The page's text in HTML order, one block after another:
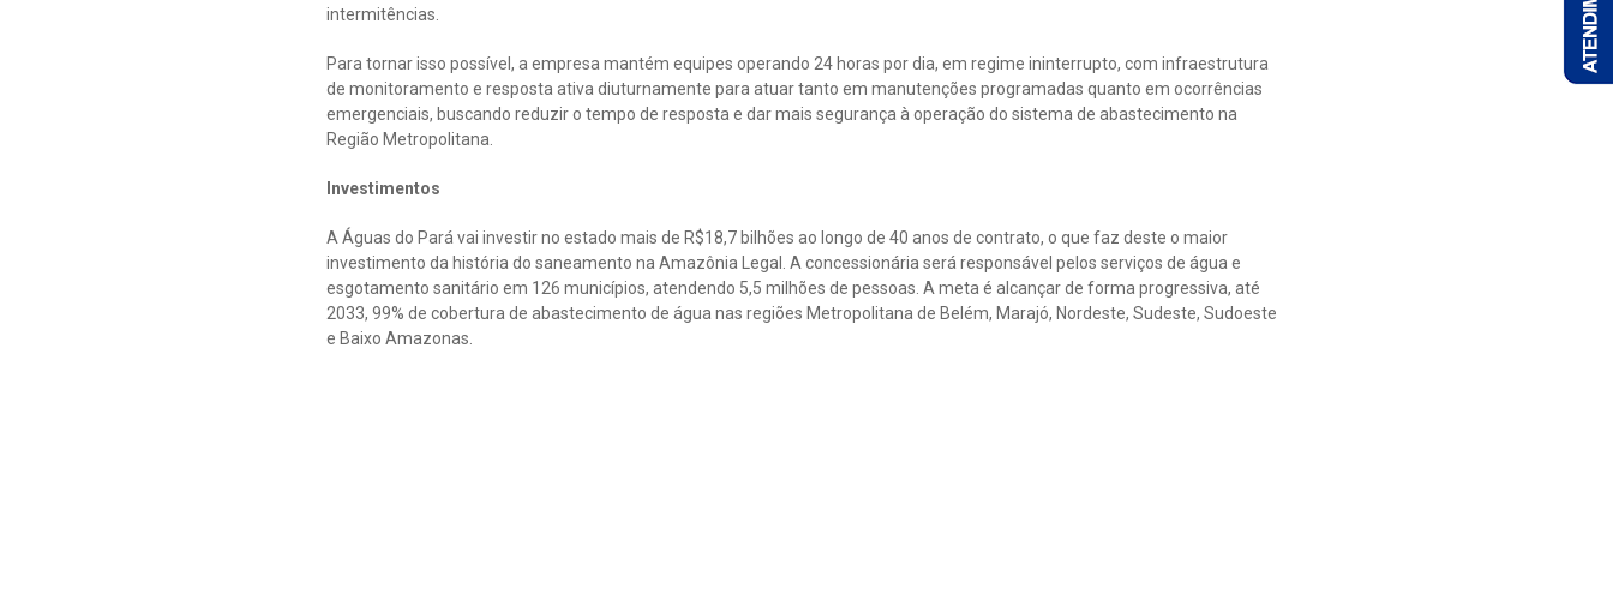
intermitências.
Para tornar isso possível, a empresa mantém equipes operando 24 horas por dia, em regime ininterrupto, com infraestrutura
de monitoramento e resposta ativa diuturnamente para atuar tanto em manutenções programadas quanto em ocorrências
emergenciais, buscando reduzir o tempo de resposta e dar mais segurança à operação do sistema de abastecimento na
Região Metropolitana.
Investimentos
A Águas do Pará vai investir no estado mais de R$18,7 bilhões ao longo de 40 anos de contrato, o que faz deste o maior
investimento da história do saneamento na Amazônia Legal. A concessionária será responsável pelos serviços de água e
esgotamento sanitário em 126 municípios, atendendo 5,5 milhões de pessoas. A meta é alcançar de forma progressiva, até
2033, 99% de cobertura de abastecimento de água nas regiões Metropolitana de Belém, Marajó, Nordeste, Sudeste, Sudoeste
e Baixo Amazonas.